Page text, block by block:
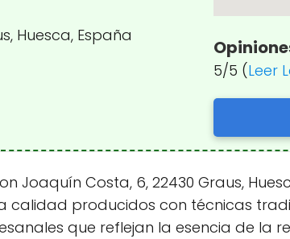
Huesca, España
5/5 (Leer
Joaquín Costa, 6, 22430 Graus,
producidos con técnicas
que reflejan la esencia de la